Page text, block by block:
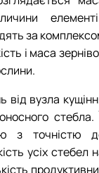
за
і маса
від вузла
стебла.
з точністю
усіх стебел